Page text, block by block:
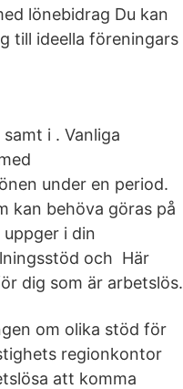
lönebidrag Du kan
till ideella föreningars
i . Vanliga
under en period.
kan behöva göras på
i din
och Här
dig som är arbetslös.
om olika stöd för
regionkontor
att komma